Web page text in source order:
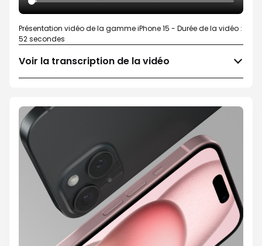
Présentation vidéo de la gamme iPhone 15 - Durée de la vidéo :
52 secondes
Voir la transcription de la vidéo